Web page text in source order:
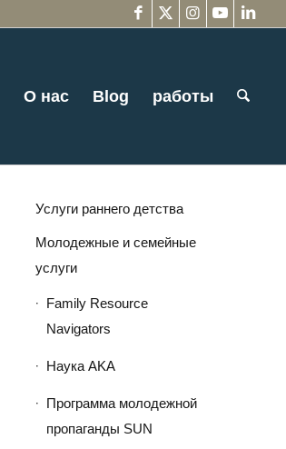
О нас Blog работы
Услуги раннего детства
Молодежные и семейные
услуги
Family Resource
Navigators
Наука AKA
Программа молодежной
пропаганды SUN